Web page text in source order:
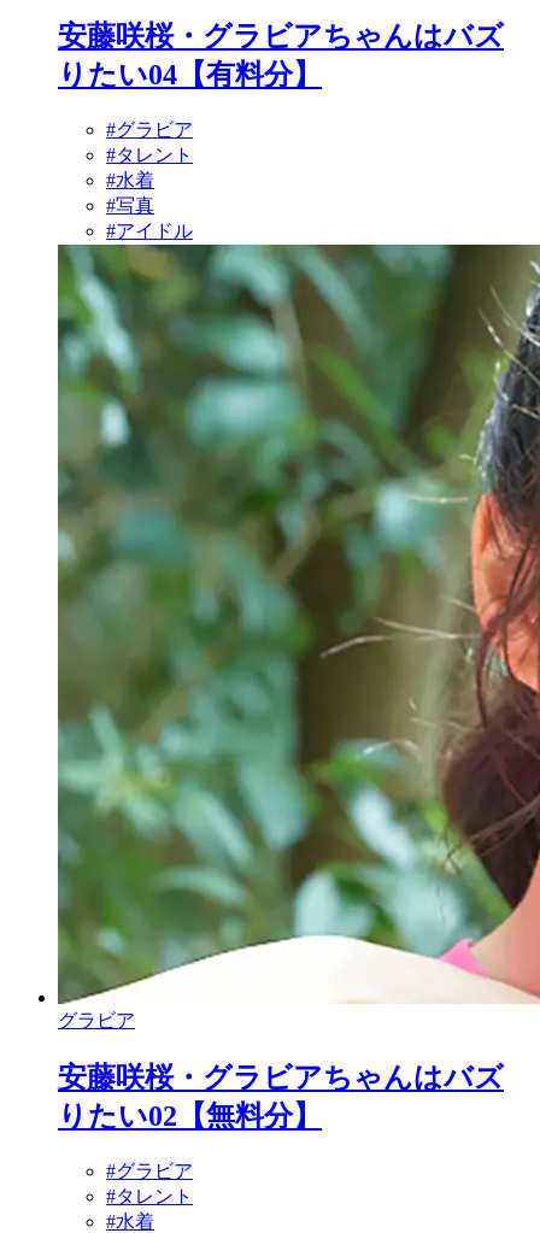
安藤咲桜・グラビアちゃんはバズ
りたい04【有料分】
#グラビア
#タレント
#水着
#写真
#アイドル
グラビア
安藤咲桜・グラビアちゃんはバズ
りたい02【無料分】
#グラビア
#タレント
#水着